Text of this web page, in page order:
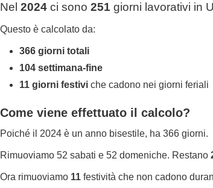
Nel 2024 ci sono 251 giorni lavorativi in
Questo è calcolato da:
366 giorni totali
104 settimana-fine
11 giorni festivi che cadono nei giorni feriali
Come viene effettuato il calcolo?
Poiché il 2024 è un anno bisestile, ha 366 giorni.
Rimuoviamo 52 sabati e 52 domeniche. Restano
Ora rimuoviamo 11 festività che non cadono